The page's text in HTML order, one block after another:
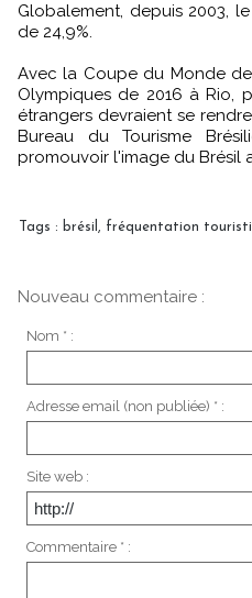
Globalement, depuis 2003,
de 24,9%.
Avec la Coupe du Monde
Olympiques de 2016 à Rio,
étrangers devraient se
Bureau du Tourisme
promouvoir l'image du Brésil
Tags : brésil , fréquentation
Nouveau commentaire :
Nom * :
Adresse email (non publiée) * :
Site web :
Commentaire * :